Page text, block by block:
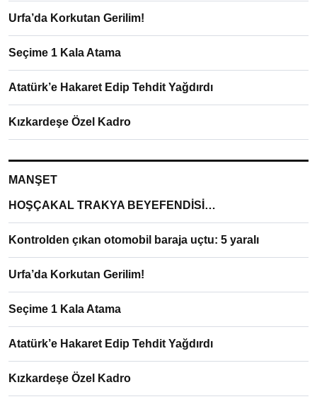
Urfa’da Korkutan Gerilim!
Seçime 1 Kala Atama
Atatürk’e Hakaret Edip Tehdit Yağdırdı
Kızkardeşe Özel Kadro
MANŞET
HOŞÇAKAL TRAKYA BEYEFENDİSİ…
Kontrolden çıkan otomobil baraja uçtu: 5 yaralı
Urfa’da Korkutan Gerilim!
Seçime 1 Kala Atama
Atatürk’e Hakaret Edip Tehdit Yağdırdı
Kızkardeşe Özel Kadro